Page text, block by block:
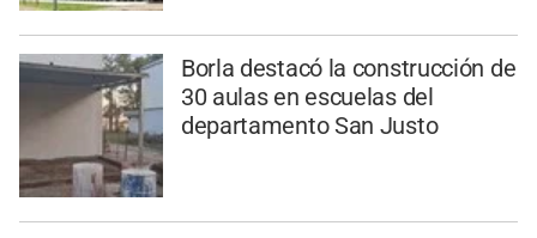
Borla destacó la construcción de
30 aulas en escuelas del
departamento San Justo